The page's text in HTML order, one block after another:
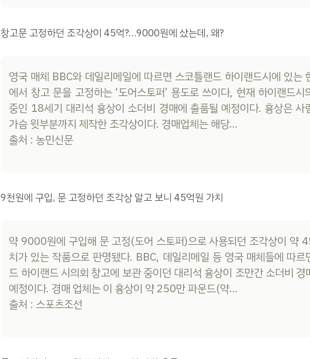
창고문 고정하던 조각상이 45억?…9000원에 샀는데, 왜?
영국 매체 BBC와 데일리메일에 따르면 스코틀랜드 하이랜드시에 있는
에서 창고 문을 고정하는 ‘도어스토퍼’ 용도로 쓰이다, 현재 하이랜드시
중인 18세기 대리석 흉상이 소더비 경매에 출품될 예정이다. 흉상은 사
가슴 윗부분까지 제작한 조각상이다. 경매업체는 해당…
출처 : 농민신문
9천원에 구입, 문 고정하던 조각상 알고 보니 45억원 가치
약 9000원에 구입해 문 고정(도어 스토퍼)으로 사용되던 조각상이 약
치가 있는 작품으로 판명됐다. BBC, 데일리메일 등 영국 매체들에 따르
드 하이랜드 시의회 창고에 보관 중이던 대리석 흉상이 조만간 소더비 경
예정이다. 경매 업체는 이 흉상이 약 250만 파운드(약…
출처 : 스포츠조선